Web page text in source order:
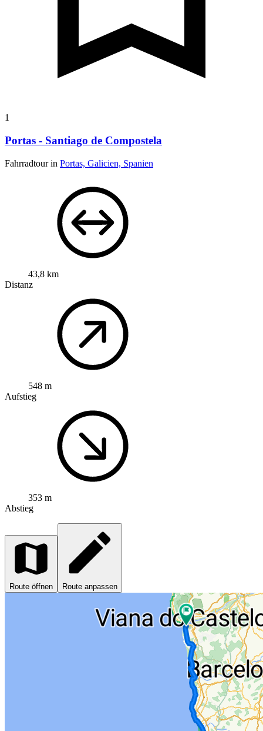
1
Portas - Santiago de Compostela
Fahrradtour in Portas, Galicien, Spanien
43,8 km
Distanz
548 m
Aufstieg
353 m
Abstieg
Route öffnen Route anpassen